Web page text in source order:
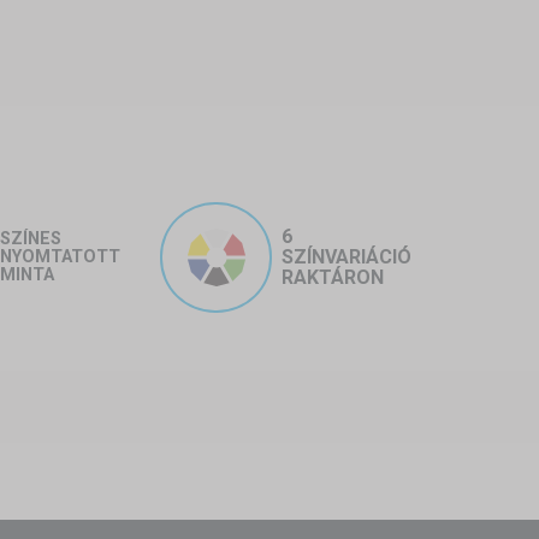
eső, jégeső), egy sátorgarázs
ipari udvarokon,
SZÍNES
NYOMTATOTT
MINTA
6
SZÍNVARIÁCIÓ
RAKTÁRON